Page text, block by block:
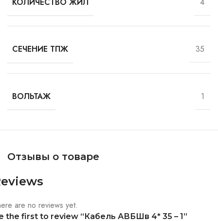
КОЛИЧЕСТВО ЖИЛ 4
СЕЧЕНИЕ ТПЖ 35
ВОЛЬТАЖ 1
Отзывы о товаре
are no reviews yet.
the first to review “Кабель АВБШв 4* 35 – 1”